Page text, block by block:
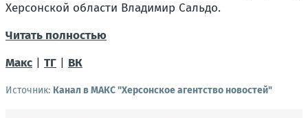
Херсонской области Владимир Сальдо.
Читать полностью
Макс
ТГ ВК
Источник: Канал в МАКС "Херсонское агентство новостей"